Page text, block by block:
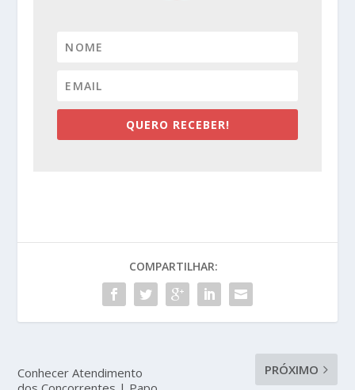
QUERO RECEBER!
COMPARTILHAR:
Conhecer Atendimento
PRÓXIMO